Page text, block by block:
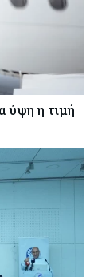
τράπεζα σε
ύψη η τιμή